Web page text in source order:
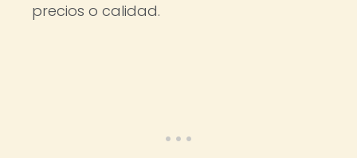
precios o calidad.